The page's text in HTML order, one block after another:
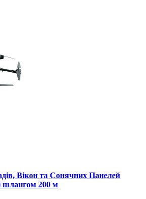
Вікон та Сонячних Панелей
шлангом 200 м